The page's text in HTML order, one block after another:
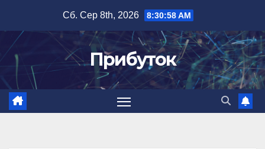
вмісту
Сб. Сер 8th, 2026 8:30:59 AM
Прибуток